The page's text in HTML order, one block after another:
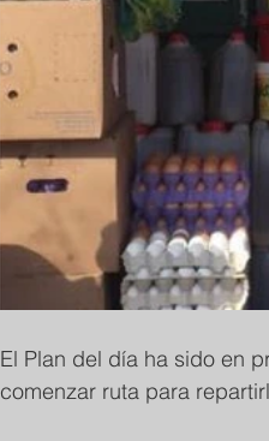
El Plan del día ha sido en
comenzar ruta para